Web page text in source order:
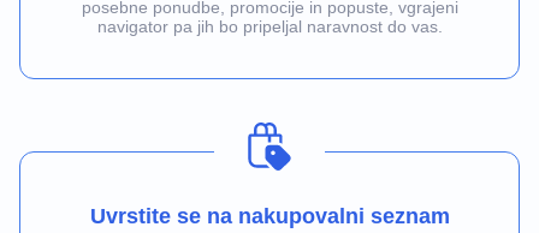
posebne ponudbe, promocije in popuste, vgrajeni
navigator pa jih bo pripeljal naravnost do vas.
Uvrstite se na nakupovalni seznam